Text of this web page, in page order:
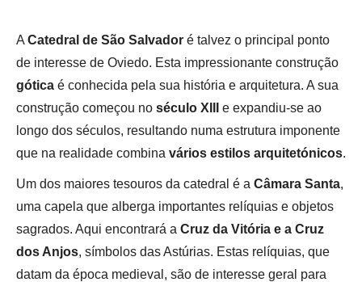
A Catedral de São Salvador é talvez o principal ponto
de interesse de Oviedo. Esta impressionante construção
gótica é conhecida pela sua história e arquitetura. A sua
construção começou no século XIII
e expandiu-se ao
longo dos séculos, resultando numa estrutura imponente
que na realidade combina vários estilos arquitetónicos.
Um dos maiores tesouros da catedral é a Câmara Santa,
uma capela que alberga importantes relíquias e objetos
sagrados. Aqui encontrará a Cruz da Vitória e a Cruz
dos Anjos, símbolos das Astúrias. Estas relíquias, que
datam da época medieval, são de interesse geral para